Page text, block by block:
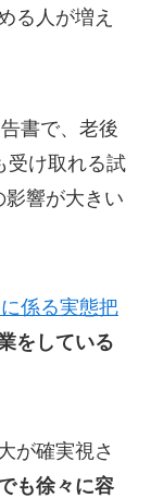
る人が増え
書で、老後
受け取れる試
響が大きい
係る実態把
をしている
が確実視さ
も徐々に容